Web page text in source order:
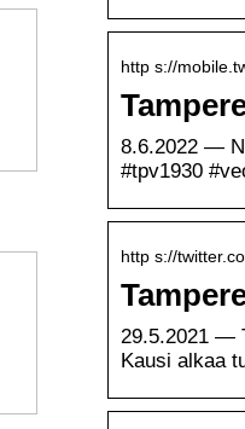
http s://
8.6.2022 —
#tpv1930
http s://
29.5.2021 —
Kausi alkaa